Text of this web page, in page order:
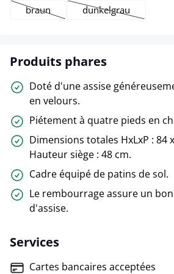
braun
(Cette option n'est pas disponible
dunkelgrau
(Cette option
Produits phares
Doté d'une assise
en velours.
Piétement à quatre pieds en
Dimensions totales HxLxP : 84
Hauteur siège : 48 cm.
Cadre équipé de patins de sol.
Le rembourrage assure un
d'assise.
Services
Cartes bancaires acceptées